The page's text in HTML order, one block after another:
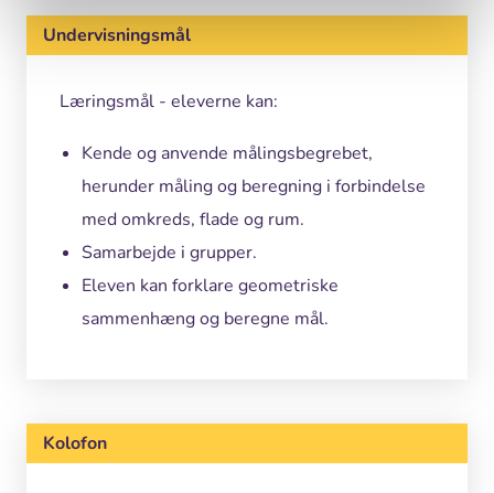
Undervisningsmål
Læringsmål - eleverne kan:
Kende og anvende målingsbegrebet,
herunder måling og beregning i forbindelse
med omkreds, flade og rum.
Samarbejde i grupper.
Eleven kan forklare geometriske
sammenhæng og beregne mål.
Kolofon